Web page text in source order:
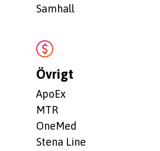
Samhall
Övrigt
ApoEx
MTR
OneMed
Stena Line